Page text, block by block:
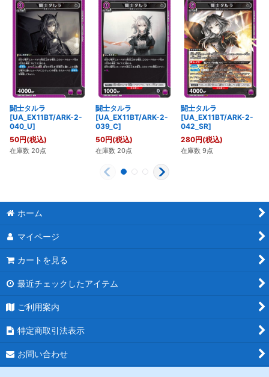
闘士タルラ
[UA_EX11BT/ARK-2-
040_U]
50円(税込)
在庫数 20点
闘士タルラ
[UA_EX11BT/ARK-2-
039_C]
50円(税込)
在庫数 20点
闘士タルラ
[UA_EX11BT/ARK-2-
042_SR]
280円(税込)
在庫数 9点
ホーム
マイページ
カートを見る
最近チェックしたアイテム
ご利用案内
特定商取引法表示
お問い合わせ